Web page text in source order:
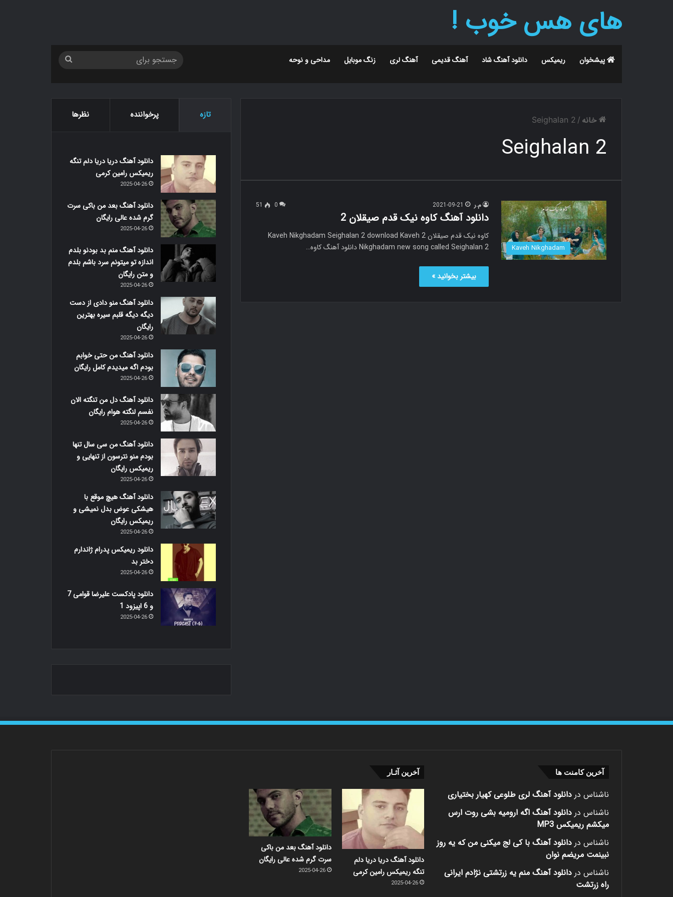
های هس خوب !
پیشخوان ریمیکس دانلود آهنگ شاد آهنگ قدیمی آهنگ لری زنگ موبایل مداحی و نوحه
خانه /
Seighalan 2
Seighalan 2
Kaveh Nikghadam
م.ر 2021-09-21
0
51
دانلود آهنگ کاوه نیک قدم صیقلان 2
کاوه نیک قدم صیقلان 2 Kaveh Nikghadam Seighalan 2 download Kaveh
Nikghadam new song called Seighalan 2 دانلود آهنگ کاوه…
بیشتر بخوانید »
تازه پرخواننده نظرها
دانلود آهنگ دریا دریا دلم تنگه
ریمیکس رامین کرمی
2025-04-26
دانلود آهنگ بعد من باکی سرت
گرم شده عالی رایگان
2025-04-26
دانلود آهنگ منم بد بودنو بلدم
اندازه تو میتونم سرد باشم بلدم
و متن رایگان
2025-04-26
دانلود آهنگ منو دادی از دست
دیگه دیگه قلبم سیره بهترین
رایگان
2025-04-26
دانلود آهنگ من حتی خوابم
بودم اگه میدیدم کامل رایگان
2025-04-26
دانلود آهنگ دل من تنگته الان
نفسم لنگته هوام رایگان
2025-04-26
دانلود آهنگ من سی سال تنها
بودم منو نترسون از تنهایی و
ریمیکس رایگان
2025-04-26
دانلود آهنگ هیچ موقع با
هیشکی عوض بدل نمیشی و
ریمیکس رایگان
2025-04-26
دانلود ریمیکس پدرام ژاندارم
دختر بد
2025-04-26
دانلود پادکست علیرضا قوامی 7
و 6 اپیزود 1
2025-04-26
آخرین کامنت ها
ناشناس در دانلود آهنگ لری طلوعی کهیار بختیاری
ناشناس در دانلود آهنگ اگه ارومیه بشی روت ارس
میکشم ریمیکس MP3
ناشناس در دانلود آهنگ با کی لج میکنی من که یه روز
نبینمت مریضم نوان
ناشناس در دانلود آهنگ منم یه زرتشتی نژادم ایرانی
راه زرتشت
آخرین آثـار
دانلود آهنگ دریا دریا دلم
تنگه ریمیکس رامین کرمی
2025-04-26
دانلود آهنگ بعد من باکی
سرت گرم شده عالی رایگان
2025-04-26